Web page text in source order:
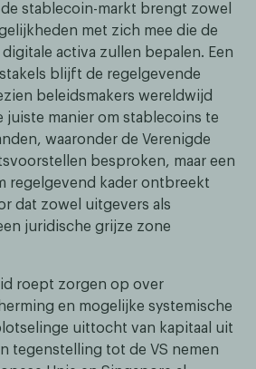
de stablecoin-markt brengt zowel
met zich mee die de
activa zullen bepalen. Een
blijft de regelgevende
beleidsmakers wereldwijd
juiste manier om stablecoins te
waaronder de Verenigde
besproken, maar een
regelgevend kader ontbreekt
dat zowel uitgevers als
juridische grijze zone
roept zorgen op over
en mogelijke systemische
uittocht van kapitaal uit
tegenstelling tot de VS nemen